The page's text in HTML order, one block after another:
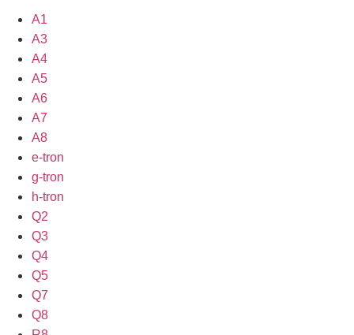
A1
A3
A4
A5
A6
A7
A8
e-tron
g-tron
h-tron
Q2
Q3
Q4
Q5
Q7
Q8